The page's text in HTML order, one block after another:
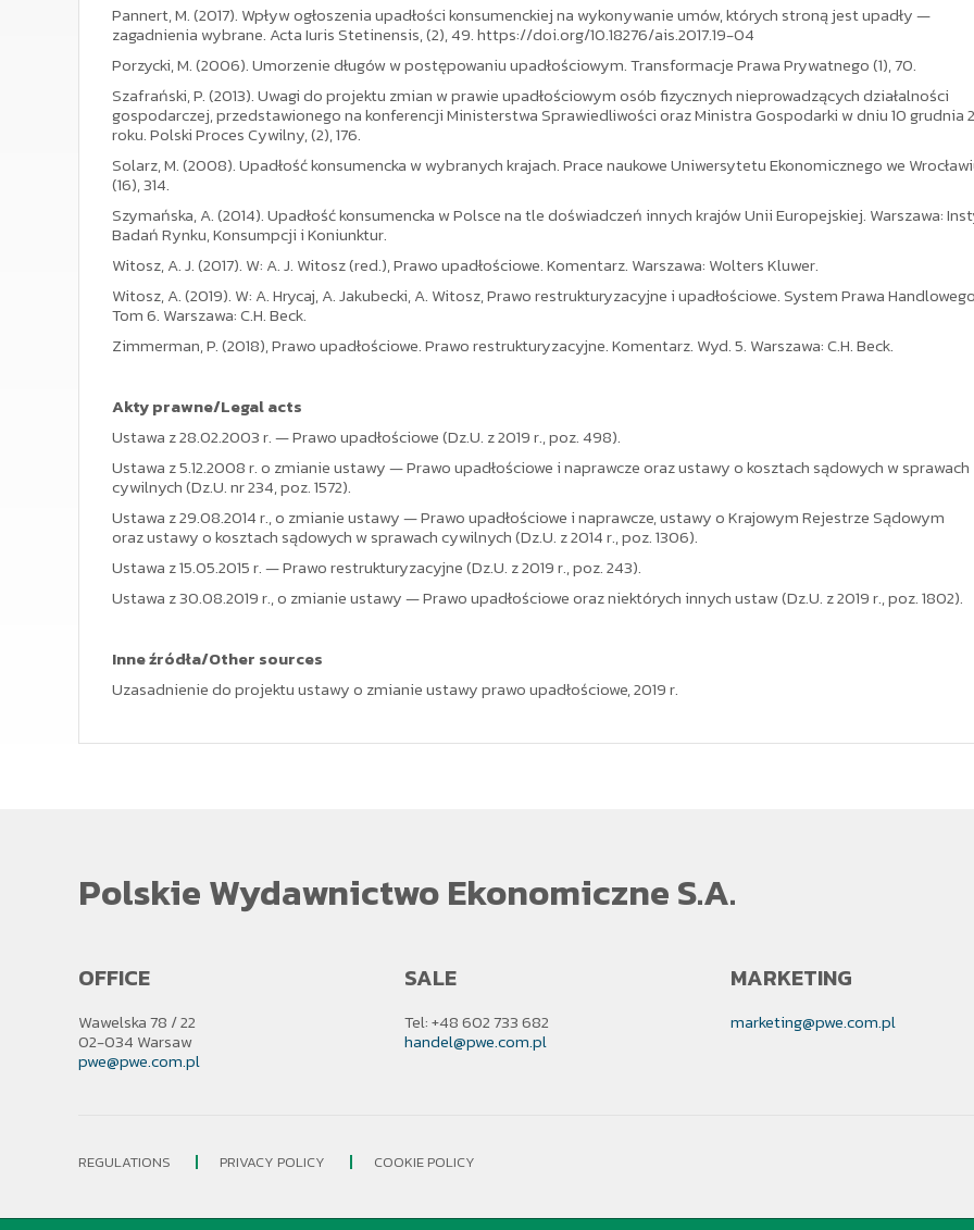
Pannert, M. (2017). Wpływ ogłoszenia upadłości konsumenckiej na wykonywanie umów, których stroną jest upadły —
zagadnienia wybrane. Acta Iuris Stetinensis, (2), 49. https://doi.org/10.18276/ais.2017.19-04
Porzycki, M. (2006). Umorzenie długów w postępowaniu upadłościowym. Transformacje Prawa Prywatnego (1), 70.
Szafrański, P. (2013). Uwagi do projektu zmian w prawie upadłościowym osób fizycznych nieprowadzących działalności
gospodarczej, przedstawionego na konferencji Ministerstwa Sprawiedliwości oraz Ministra Gospodarki w dniu 10 grudnia
roku. Polski Proces Cywilny, (2), 176.
Solarz, M. (2008). Upadłość konsumencka w wybranych krajach. Prace naukowe Uniwersytetu Ekonomicznego we
(16), 314.
Szymańska, A. (2014). Upadłość konsumencka w Polsce na tle doświadczeń innych krajów Unii Europejskiej. Warszawa:
Badań Rynku, Konsumpcji i Koniunktur.
Witosz, A. J. (2017). W: A. J. Witosz (red.), Prawo upadłościowe. Komentarz. Warszawa: Wolters Kluwer.
Witosz, A. (2019). W: A. Hrycaj, A. Jakubecki, A. Witosz, Prawo restrukturyzacyjne i upadłościowe. System Prawa
Tom 6. Warszawa: C.H. Beck.
Zimmerman, P. (2018), Prawo upadłościowe. Prawo restrukturyzacyjne. Komentarz. Wyd. 5. Warszawa: C.H. Beck.
Akty prawne/Legal acts
Ustawa z 28.02.2003 r. — Prawo upadłościowe (Dz.U. z 2019 r., poz. 498).
Ustawa z 5.12.2008 r. o zmianie ustawy — Prawo upadłościowe i naprawcze oraz ustawy o kosztach sądowych w sprawach
cywilnych (Dz.U. nr 234, poz. 1572).
Ustawa z 29.08.2014 r., o zmianie ustawy — Prawo upadłościowe i naprawcze, ustawy o Krajowym Rejestrze Sądowym
oraz ustawy o kosztach sądowych w sprawach cywilnych (Dz.U. z 2014 r., poz. 1306).
Ustawa z 15.05.2015 r. — Prawo restrukturyzacyjne (Dz.U. z 2019 r., poz. 243).
Ustawa z 30.08.2019 r., o zmianie ustawy — Prawo upadłościowe oraz niektórych innych ustaw (Dz.U. z 2019 r., poz. 1802).
Inne źródła/Other sources
Uzasadnienie do projektu ustawy o zmianie ustawy prawo upadłościowe, 2019 r.
Polskie Wydawnictwo Ekonomiczne S.A.
OFFICE
Wawelska 78 / 22
02-034 Warsaw
pwe@pwe.com.pl
SALE
Tel: +48 602 733 682
handel@pwe.com.pl
MARKETING
marketing@pwe.com.pl
REGULATIONS PRIVACY POLICY COOKIE POLICY